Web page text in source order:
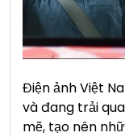
Điện ảnh Việt
và đang trải
mẽ, tạo nên